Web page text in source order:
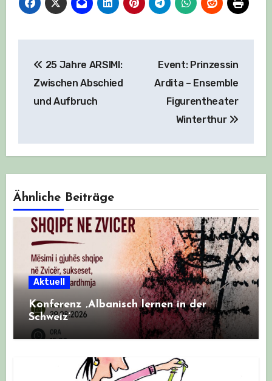
25 Jahre ARSIMI:
Zwischen Abschied
und Aufbruch
Event: Prinzessin
Ardita – Ensemble
Figurentheater
Winterthur
Ähnliche Beiträge
Aktuell
Konferenz ‚Albanisch lernen in der
Schweiz‘